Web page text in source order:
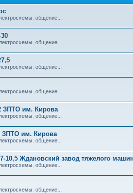
общение...
общение...
общение...
общение...
ЗПТО им. Кирова
общение...
ЗПТО им. Кирова
общение...
10,5 Ждановский завод тяжелого
общение...
общение...